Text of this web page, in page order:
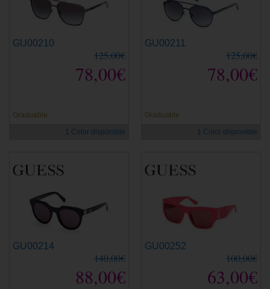
GU00210
125,00€
78,00€
Graduable
1 Color disponible
GU00211
125,00€
78,00€
Graduable
1 Color disponible
GU00214
140,00€
88,00€
GU00252
100,00€
63,00€